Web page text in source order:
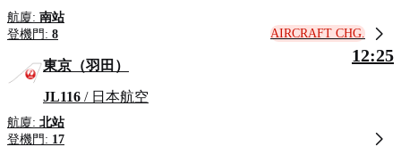
航廈: 南站
登機門: 8 AIRCRAFT CHG.
東京（羽田）
JL116 / 日本航空
航廈: 北站
登機門: 17
12:25